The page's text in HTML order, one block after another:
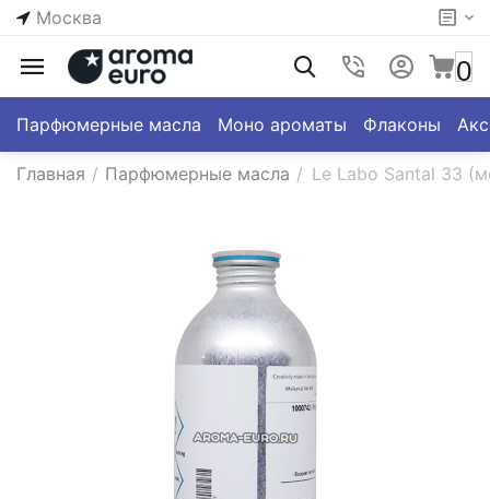
Москва
0
Парфюмерные масла Моно ароматы Флаконы
Главная / Парфюмерные масла / Le Labo Santal 33